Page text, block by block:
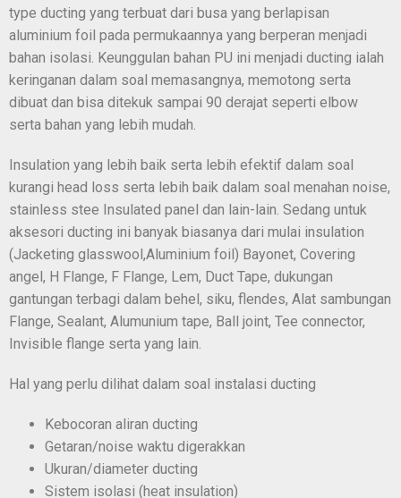
type ducting yang terbuat dari busa yang berlapisan
aluminium foil pada permukaannya yang berperan menjadi
bahan isolasi. Keunggulan bahan PU ini menjadi ducting ialah
keringanan dalam soal memasangnya, memotong serta
dibuat dan bisa ditekuk sampai 90 derajat seperti elbow
serta bahan yang lebih mudah.
Insulation yang lebih baik serta lebih efektif dalam soal
kurangi head loss serta lebih baik dalam soal menahan noise,
stainless stee Insulated panel dan lain-lain. Sedang untuk
aksesori ducting ini banyak biasanya dari mulai insulation
(Jacketing glasswool,Aluminium foil) Bayonet, Covering
angel, H Flange, F Flange, Lem, Duct Tape, dukungan
gantungan terbagi dalam behel, siku, flendes, Alat sambungan
Flange, Sealant, Alumunium tape, Ball joint, Tee connector,
Invisible flange serta yang lain.
Hal yang perlu dilihat dalam soal instalasi ducting
Kebocoran aliran ducting
Getaran/noise waktu digerakkan
Ukuran/diameter ducting
Sistem isolasi (heat insulation)